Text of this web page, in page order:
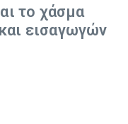
το χάσμα
εισαγωγών